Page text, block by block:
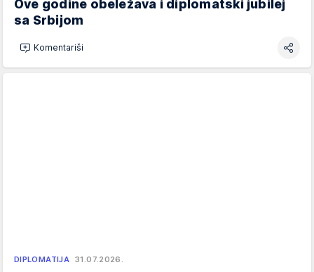
Ove godine obeležava i diplomatski jubilej
sa Srbijom
Komentariši
DIPLOMATIJA 31.07.2026.